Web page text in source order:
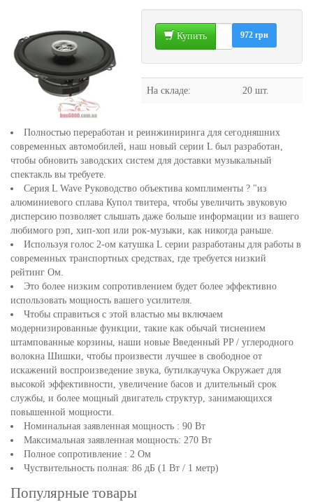
Купить 972 грн
На складе: 20 шт.
Полностью переработан и реинжиниринга для сегодняшних
современных автомобилей, наш новый серии L был разработан,
чтобы обновить заводских систем для доставки музыкальный
спектакль вы требуете.
Серия L Wave Руководство объектива комплименты ? "из
алюминиевого сплава Купол твитера, чтобы увеличить звуковую
дисперсию позволяет слышать даже больше информации из вашего
любимого рэп, хип-хоп или рок-музыки, как никогда раньше.
Используя голос 2-ом катушка L серии разработаны для работы в
современных транспортных средствах, где требуется низкий
рейтинг Ом.
Это более низким сопротивлением будет более эффективно
использовать мощность вашего усилителя.
Чтобы справиться с этой властью мы включаем
модернизированные функции, такие как обычай тиснением
штампованные корзины, наши новые Введенный PP / углеродного
волокна Шишки, чтобы произвести лучшее в свободное от
искажений воспроизведение звука, бутилкаучука Окружает для
высокой эффективности, увеличение басов и длительный срок
службы, и более мощный двигатель структур, занимающихся
повышенной мощности.
Номинальная заявленная мощность : 90 Вт
Максимальная заявленная мощность: 270 Вт
Полное сопротивление : 2 Ом
Чуствительность полная: 86 дБ (1 Вт / 1 метр)
Популярные товары